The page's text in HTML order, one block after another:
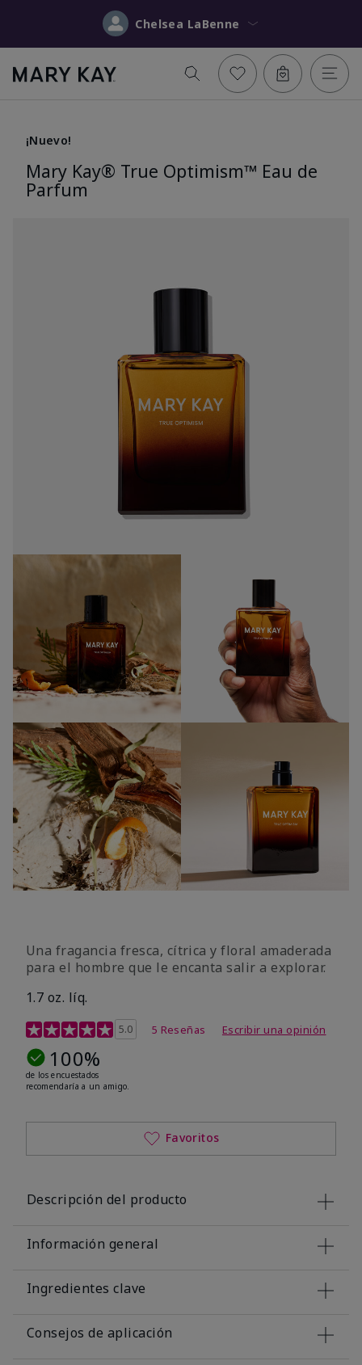
Chelsea LaBenne
¡Nuevo!
Mary Kay® True Optimism™ Eau de
Parfum
Una fragancia fresca, cítrica y floral amaderada
para el hombre que le encanta salir a explorar.
1.7 oz. líq.
Calificación de clientes de 3,4 de 5
5.0 5 Reseñas Escribir una opinión
100%
de los encuestados
recomendaría a un amigo.
Favoritos
Descripción del producto
Información general
Ingredientes clave
Consejos de aplicación